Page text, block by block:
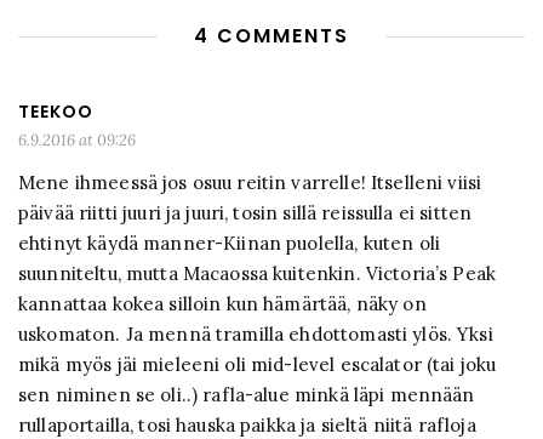
4 COMMENTS
TEEKOO
6.9.2016 at 09:26
Mene ihmeessä jos osuu reitin varrelle! Itselleni viisi
päivää riitti juuri ja juuri, tosin sillä reissulla ei sitten
ehtinyt käydä manner-Kiinan puolella, kuten oli
suunniteltu, mutta Macaossa kuitenkin. Victoria’s Peak
kannattaa kokea silloin kun hämärtää, näky on
uskomaton. Ja mennä tramilla ehdottomasti ylös. Yksi
mikä myös jäi mieleeni oli mid-level escalator (tai joku
sen niminen se oli..) rafla-alue minkä läpi mennään
rullaportailla, tosi hauska paikka ja sieltä niitä rafloja